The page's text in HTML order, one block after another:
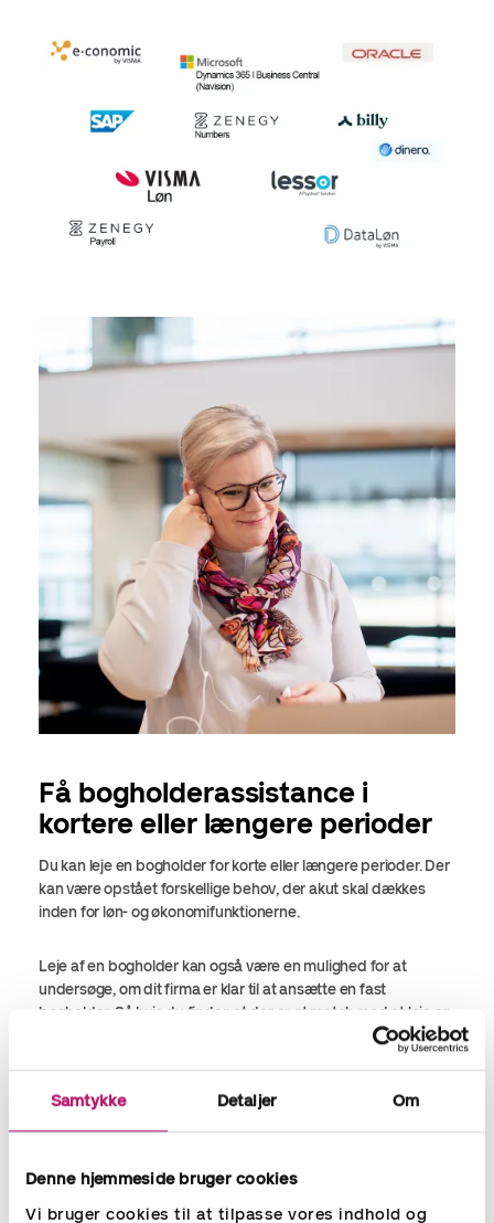
Samtykke Detaljer Om
Denne hjemmeside bruger cookies
Vi bruger cookies til at tilpasse vores indhold og
Få bogholderassistance i
kortere eller længere perioder
Du kan leje en bogholder for korte eller længere perioder. Der
kan være opstået forskellige behov, der akut skal dækkes
inden for løn- og økonomifunktionerne.
Leje af en bogholder kan også være en mulighed for at
undersøge, om dit firma er klar til at ansætte en fast
bogholder. Så hvis du finder, at der er et match med at leje en
bogholder, kan det være trinnet videre til at fastansætte.
I forbindelse med implementering af nye systemer kan der
også midlertidigt være behov for at tilføre ekstra ressourcer
og her kan muligheden for at leje en bogholder give de ekstra